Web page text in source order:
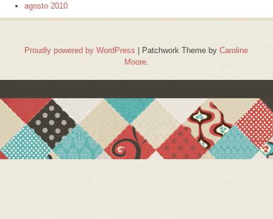
agosto 2010
Proudly powered by WordPress Patchwork Theme byCaroline
Moore.